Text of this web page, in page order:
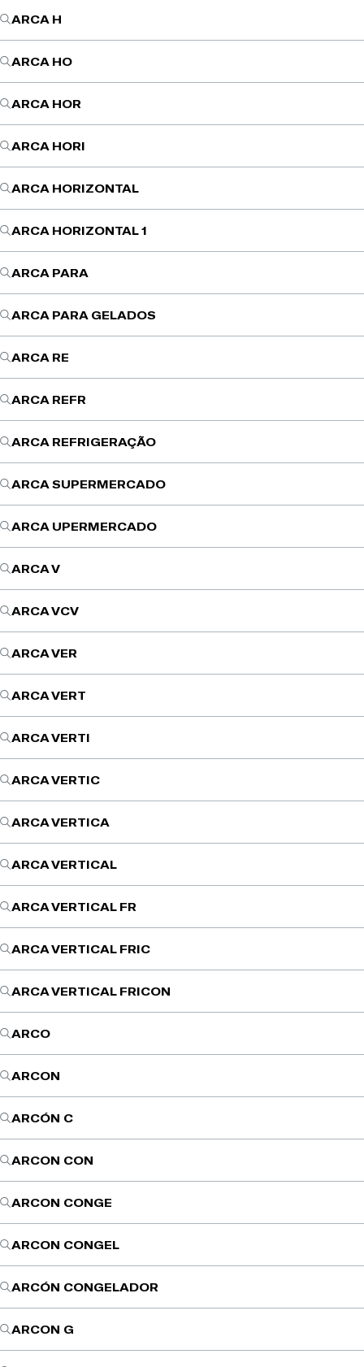
ARCA H
ARCA HO
ARCA HOR
ARCA HORI
ARCA HORIZONTAL
ARCA HORIZONTAL 1
ARCA PARA
ARCA PARA GELADOS
ARCA RE
ARCA REFR
ARCA REFRIGERAÇÃO
ARCA SUPERMERCADO
ARCA UPERMERCADO
ARCA V
ARCA VCV
ARCA VER
ARCA VERT
ARCA VERTI
ARCA VERTIC
ARCA VERTICA
ARCA VERTICAL
ARCA VERTICAL FR
ARCA VERTICAL FRIC
ARCA VERTICAL FRICON
ARCO
ARCON
ARCÓN C
ARCON CON
ARCON CONGE
ARCON CONGEL
ARCÓN CONGELADOR
ARCON G